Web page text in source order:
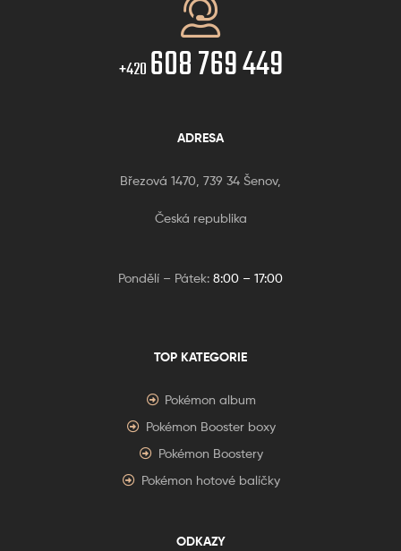
+420 608 769 449
ADRESA
Březová 1470, 739 34 Šenov,
Česká republika
Pondělí – Pátek: 8:00 – 17:00
TOP KATEGORIE
Pokémon album
Pokémon Booster boxy
Pokémon Boostery
Pokémon hotové balíčky
ODKAZY